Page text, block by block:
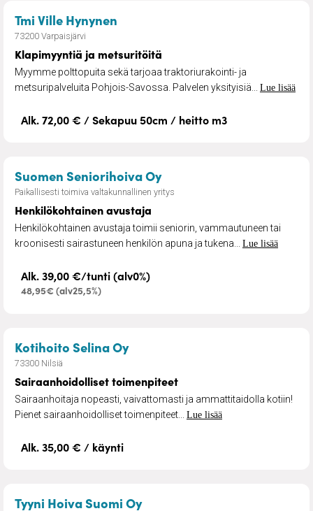
Tmi Ville Hynynen
73200 Varpaisjärvi
Klapimyyntiä ja metsuritöitä
Myymme polttopuita sekä tarjoaa traktoriurakointi- ja
metsuripalveluita Pohjois-Savossa. Palvelen yksityisiä... Lue lisää
Alk. 72,00 € / Sekapuu 50cm / heitto m3
Suomen Seniorihoiva Oy– Henkilökohtainen
Paikallisesti toimiva valtakunnallinen yritys
Henkilökohtainen avustaja
Henkilökohtainen avustaja toimii seniorin, vammautuneen tai
kroonisesti sairastuneen henkilön apuna ja tukena... Lue lisää
Alk. 39,00 €/tunti (alv0%)
48,95€ (alv25,5%)
Kotihoito Selina Oy– Sairaanhoidolliset
73300 Nilsiä
Sairaanhoidolliset toimenpiteet
Sairaanhoitaja nopeasti, vaivattomasti ja ammattitaidolla kotiin!
Pienet sairaanhoidolliset toimenpiteet... Lue lisää
Alk. 35,00 € / käynti
Tyyni Hoiva Suomi Oy– Omaishoidon lomitus